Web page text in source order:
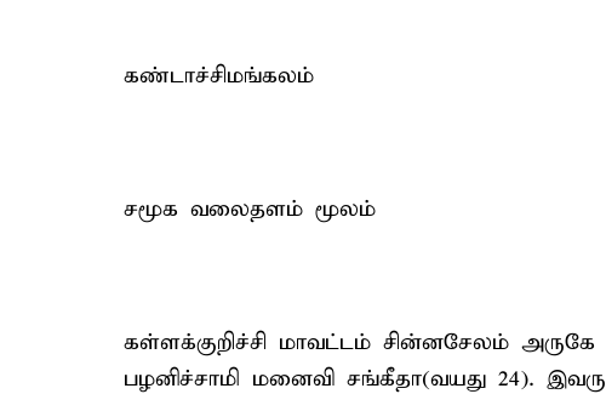
கண்டாச்சிமங்கலம்
சமூக வலைதளம் மூலம்
கள்ளக்குறிச்சி மாவட்டம் சின்னசேலம்
பழனிச்சாமி மனைவி சங்கீதா(வயது 24).